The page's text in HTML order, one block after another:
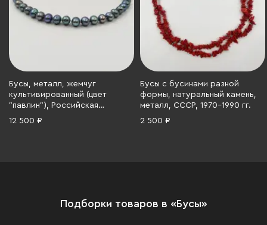
Бусы, металл, жемчуг
культивированный (цвет
"павлин"), Российская
Федерация, 1990-2010 гг.
12 500 ₽
Бусы с бусинами разной
формы, натуральный камень,
металл, СССР, 1970-1990 гг.
2 500 ₽
Подборки товаров в «Бусы»